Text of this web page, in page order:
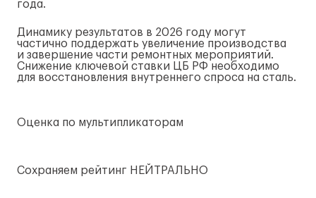
года.
Динамику результатов в 2026 году могут
частично поддержать увеличение производства
и завершение части ремонтных мероприятий.
Снижение ключевой ставки ЦБ РФ необходимо
для восстановления внутреннего спроса на сталь.
Оценка по мультипликаторам
Сохраняем рейтинг НЕЙТРАЛЬНО